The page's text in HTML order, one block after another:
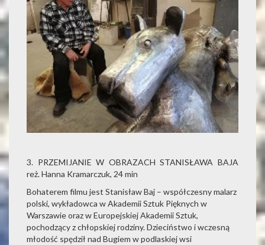
3. PRZEMIJANIE W OBRAZACH STANISŁAWA BAJA
reż. Hanna Kramarczuk, 24 min
Bohaterem filmu jest Stanisław Baj – współczesny malarz
polski, wykładowca w Akademii Sztuk Pięknych w
Warszawie oraz w Europejskiej Akademii Sztuk,
pochodzący z chłopskiej rodziny. Dzieciństwo i wczesną
młodość spędził nad Bugiem w podlaskiej wsi